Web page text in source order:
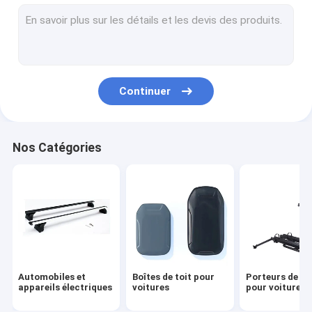
Autres accessoires
Continuer
Nos Catégories
Automobiles et
appareils électriques
Boîtes de toit pour
voitures
Porteurs de
pour voiture